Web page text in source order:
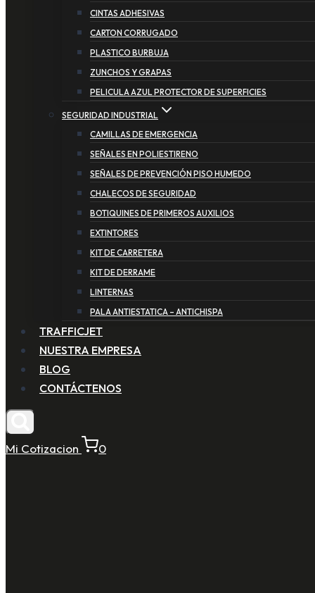
CINTAS ADHESIVAS
CARTON CORRUGADO
PLASTICO BURBUJA
ZUNCHOS Y GRAPAS
PELICULA AZUL PROTECTOR DE SUPERFICIES
SEGURIDAD INDUSTRIAL
CAMILLAS DE EMERGENCIA
SEÑALES EN POLIESTIRENO
SEÑALES DE PREVENCIÓN PISO HUMEDO
CHALECOS DE SEGURIDAD
BOTIQUINES DE PRIMEROS AUXILIOS
EXTINTORES
KIT DE CARRETERA
KIT DE DERRAME
LINTERNAS
PALA ANTIESTATICA – ANTICHISPA
TRAFFICJET
NUESTRA EMPRESA
BLOG
CONTÁCTENOS
Mi Cotizacion 0